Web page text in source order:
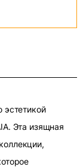
Эта изящная